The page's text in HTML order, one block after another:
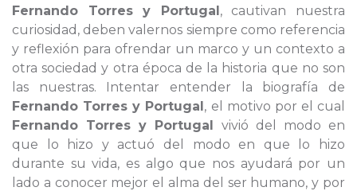
Fernando Torres y Portugal, cautivan nuestra
curiosidad, deben valernos siempre como referencia
y reflexión para ofrendar un marco y un contexto a
otra sociedad y otra época de la historia que no son
las nuestras. Intentar entender la biografía de
Fernando Torres y Portugal, el motivo por el cual
Fernando Torres y Portugal vivió del modo en
que lo hizo y actuó del modo en que lo hizo
durante su vida, es algo que nos ayudará por un
lado a conocer mejor el alma del ser humano, y por